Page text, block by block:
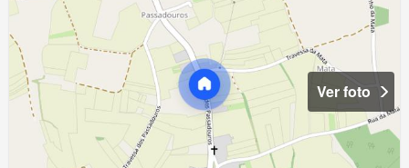
Ver foto